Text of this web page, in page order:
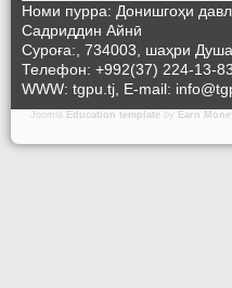
Номи пурра: Донишгоҳи
Садриддин Айнӣ
Суроға:, 734003, шаҳри
Телефон: +992(37) 224-13-83
WWW: tgpu.tj, E-mail:
Joomla Education template by Earn